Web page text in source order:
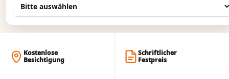
Kostenlose
Besichtigung
Schriftlicher
Festpreis